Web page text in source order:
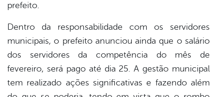
prefeito.
Dentro da responsabilidade com os servidores
municipais, o prefeito anunciou ainda que o salário
dos servidores da competência do mês de
fevereiro, será pago até dia 25. A gestão municipal
tem realizado ações significativas e fazendo além